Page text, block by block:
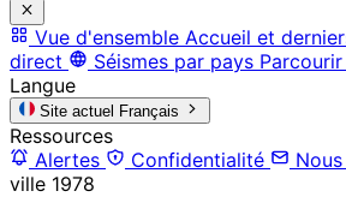
Vue d'ensemble Accueil et
direct
Séismes par pays
Langue
Site actuel Français
Ressources
Alertes
Confidentialité
ville 1978